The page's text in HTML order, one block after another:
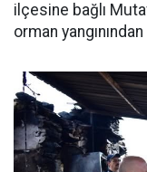
ilçesine bağlı
orman